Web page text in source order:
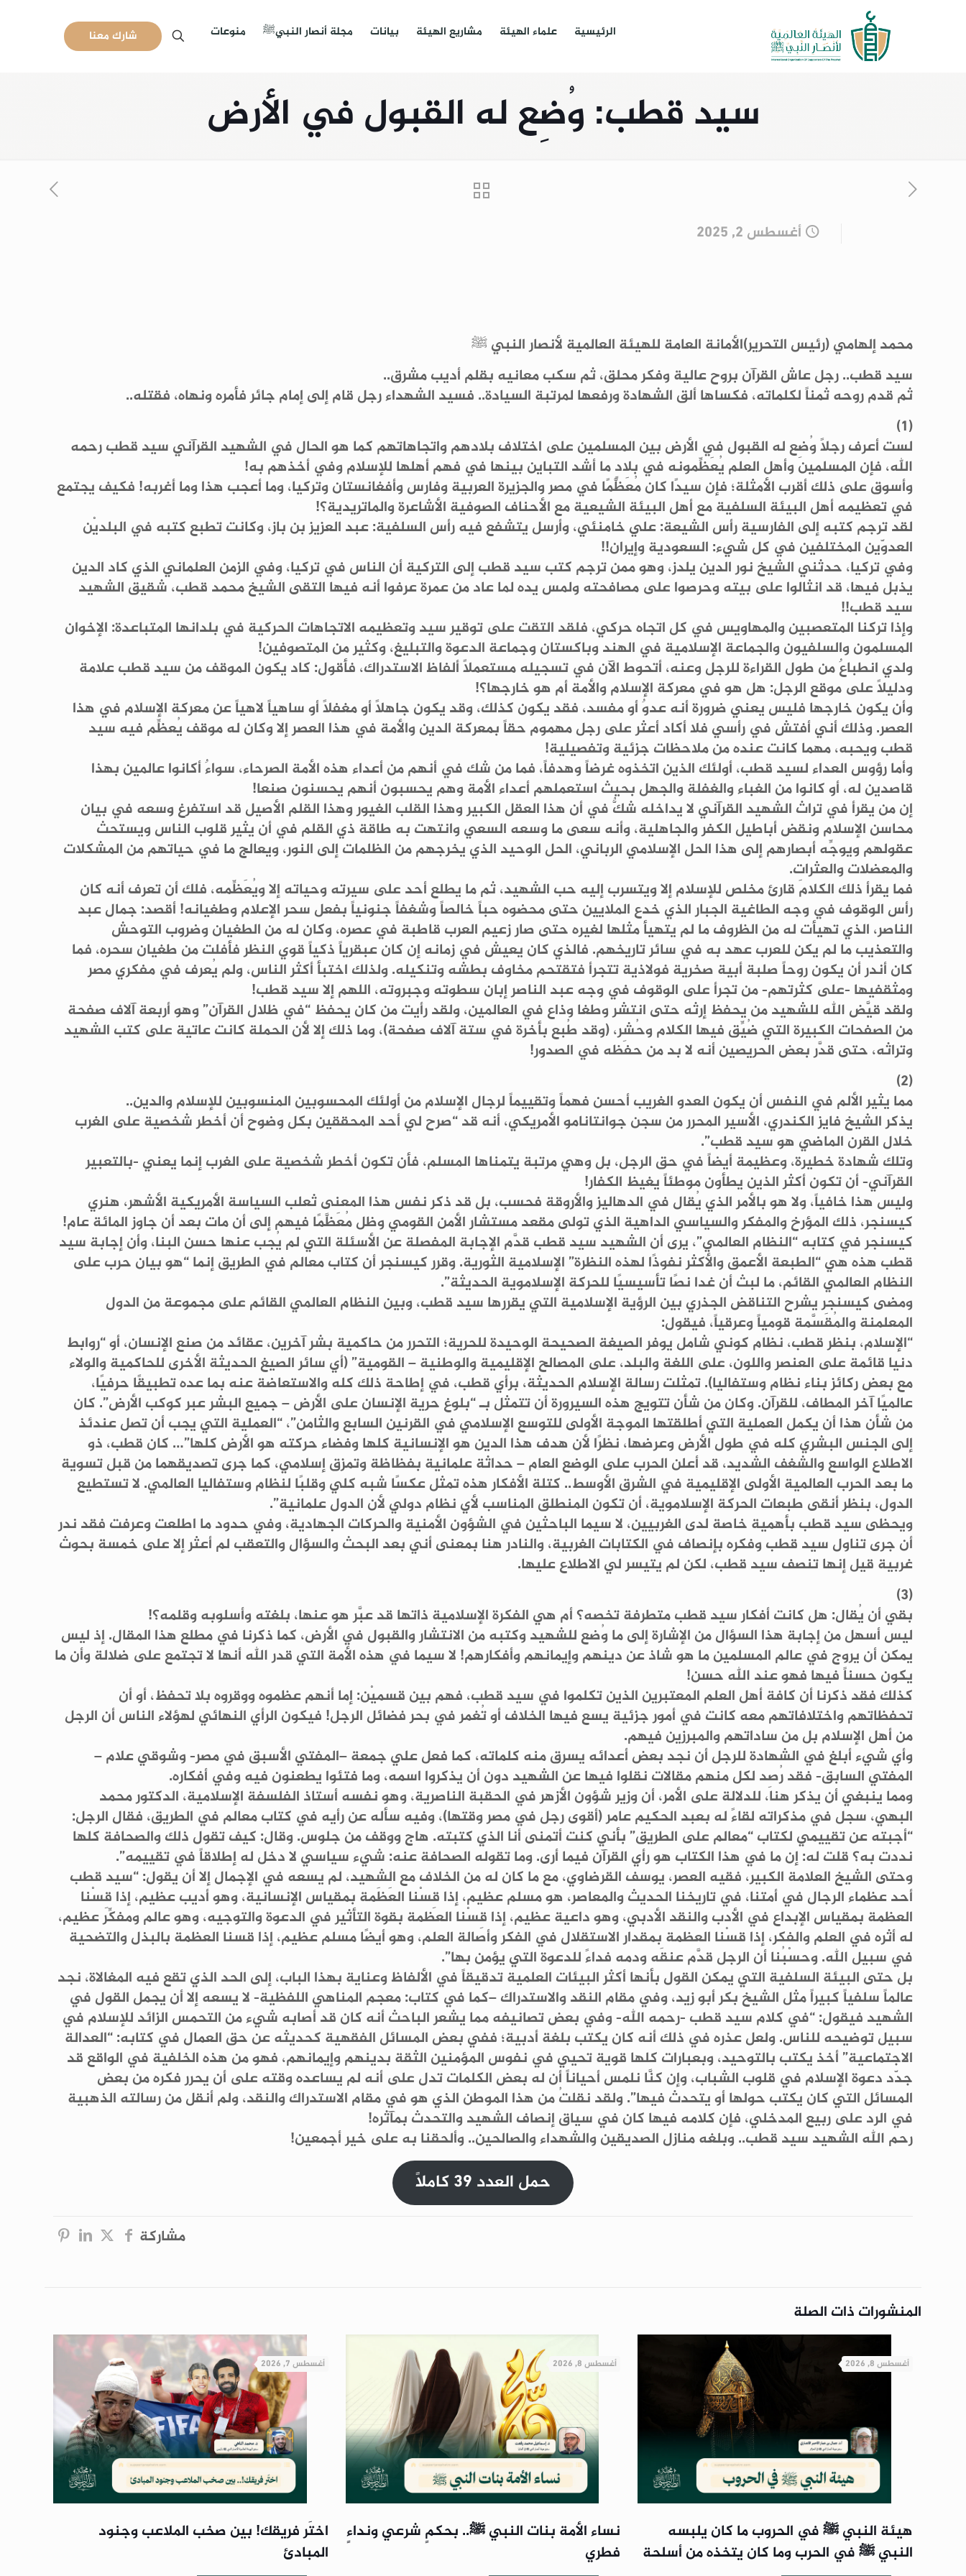
الرئيسية علماء الهيئة مشاريع الهيئة بيانات مجلة أنصار النبيﷺ منوعات شارك معنا
سيد قطب: وُضِع له القبول في الأرض
أغسطس 2, 2025
محمد إلهامي (رئيس التحرير)الأمانة العامة للهيئة العالمية لأنصار النبي ﷺ
سيد قطب.. رجل عاش القرآن بروح عالية وفكر محلق، ثم سكب معانيه بقلم أديب مشرق..
ثم قدم روحه ثمناً لكلماته، فكساها ألق الشهادة ورفعها لمرتبة السيادة.. فسيد الشهداء رجل قام إلى إمام جائر فأمره ونهاه، فقتله..
(1)
لست أعرف رجلاً وُضِع له القبول في الأرض بين المسلمين على اختلاف بلادهم واتجاهاتهم كما هو الحال في الشهيد القرآني سيد قطب رحمه
الله، فإن المسلمين وأهل العلم يُعَظِّمونه في بلادٍ ما أشد التباين بينها في فهم أهلها للإسلام وفي أخذهم به!
وأسوق على ذلك أقرب الأمثلة؛ فإن سيدًا كان مُعَظَّمًا في مصر والجزيرة العربية وفارس وأفغانستان وتركيا، وما أعجب هذا وما أغربه! فكيف يجتمع
في تعظيمه أهل البيئة السلفية مع أهل البيئة الشيعية مع الأحناف الصوفية الأشاعرة والماتريدية؟!
لقد ترجم كتبه إلى الفارسية رأس الشيعة: علي خامنئي، وأرسل يتشفع فيه رأس السلفية: عبد العزيز بن باز، وكانت تطبع كتبه في البلديْن
العدوّين المختلفين في كل شيء: السعودية وإيران!!
وفي تركيا، حدثني الشيخ نور الدين يلدز، وهو ممن ترجم كتب سيد قطب إلى التركية أن الناس في تركيا، وفي الزمن العلماني الذي كاد الدين
يذبل فيها، قد انثالوا على بيته وحرصوا على مصافحته ولمس يده لما عاد من عمرة عرفوا أنه فيها التقى الشيخ محمد قطب، شقيق الشهيد
سيد قطب!!
وإذا تركنا المتعصبين والمهاويس في كل اتجاه حركي، فلقد التقت على توقير سيد وتعظيمه الاتجاهات الحركية في بلدانها المتباعدة: الإخوان
المسلمون والسلفيون والجماعة الإسلامية في الهند وباكستان وجماعة الدعوة والتبليغ، وكثير من المتصوفين!
ولدي انطباعٌ من طول القراءة للرجل وعنه، أتحوط الآن في تسجيله مستعملاً ألفاظ الاستدراك، فأقول: كاد يكون الموقف من سيد قطب علامة
ودليلاً على موقع الرجل: هل هو في معركة الإسلام والأمة أم هو خارجها؟!
وأن يكون خارجها فليس يعني ضرورة أنه عدوٌ أو مفسد، فقد يكون كذلك، وقد يكون جاهلاً أو مغفلاً أو ساهياً لاهياً عن معركة الإسلام في هذا
العصر. وذلك أني أفتش في رأسي فلا أكاد أعثر على رجل مهموم حقاً بمعركة الدين والأمة في هذا العصر إلا وكان له موقف يُعظِّم فيه سيد
قطب ويحبه، مهما كانت عنده من ملاحظات جزئية وتفصيلية!
وأما رؤوس العداء لسيد قطب، أولئك الذين اتخذوه غرضاً وهدفاً، فما من شك في أنهم من أعداء هذه الأمة الصرحاء، سواءٌ أكانوا عالمين بهذا
قاصدين له، أو كانوا من الغباء والغفلة والجهل بحيث استعملهم أعداء الأمة وهم يحسبون أنهم يحسنون صنعا!
إن من يقرأ في تراث الشهيد القرآني لا يداخله شكٌّ في أن هذا العقل الكبير وهذا القلب الغيور وهذا القلم الأصيل قد استفرغ وسعه في بيان
محاسن الإسلام ونقض أباطيل الكفر والجاهلية، وأنه سعى ما وسعه السعي وانتهت به طاقة ذي القلم في أن يثير قلوب الناس ويستحث
عقولهم ويوجِّه أبصارهم إلى هذا الحل الإسلامي الرباني، الحل الوحيد الذي يخرجهم من الظلمات إلى النور، ويعالج ما في حياتهم من المشكلات
والمعضلات والعثرات.
فما يقرأ ذلك الكلامَ قارئ مخلص للإسلام إلا ويتسرب إليه حب الشهيد، ثم ما يطلع أحد على سيرته وحياته إلا ويُعَظِّمه، فلك أن تعرف أنه كان
رأس الوقوف في وجه الطاغية الجبار الذي خدع الملايين حتى محضوه حباً خالصاً وشغفاً جنونياً بفعل سحر الإعلام وطغيانه! أقصد: جمال عبد
الناصر، الذي تهيأت له من الظروف ما لم يتهيأ مثلها لغيره حتى صار زعيم العرب قاطبة في عصره، وكان له من الطغيان وضروب التوحش
والتعذيب ما لم يكن للعرب عهد به في سائر تاريخهم. فالذي كان يعيش في زمانه إن كان عبقرياً ذكياً قوي النظر فأفلت من طغيان سحره، فما
كان أندر أن يكون روحاً صلبة أبية صخرية فولاذية تتجرأ فتقتحم مخاوف بطشه وتنكيله. ولذلك اختبأ أكثر الناس، ولم يُعرف في مفكري مصر
ومثقفيها -على كثرتهم- من تجرأ على الوقوف في وجه عبد الناصر إبان سطوته وجبروته، اللهم إلا سيد قطب!
ولقد قيَّض الله للشهيد من يحفظ إرثه حتى انتشر وطغا وذاع في العالمين، ولقد رأيت من كان يحفظ “في ظلال القرآن” وهو أربعة آلاف صفحة
من الصفحات الكبيرة التي ضُيِّق فيها الكلام وحُشِر، (وقد طُبع بأخرة في ستة آلاف صفحة)، وما ذلك إلا لأن الحملة كانت عاتية على كتب الشهيد
وتراثه، حتى قدَّر بعض الحريصين أنه لا بد من حفظه في الصدور!
(2)
مما يثير الألم في النفس أن يكون العدو الغريب أحسن فهماً وتقييماً لرجال الإسلام من أولئك المحسوبين المنسوبين للإسلام والدين..
يذكر الشيخ فايز الكندري، الأسير المحرر من سجن جوانتانامو الأمريكي، أنه قد “صرح لي أحد المحققين بكل وضوح أن أخطر شخصية على الغرب
خلال القرن الماضي هو سيد قطب”.
وتلك شهادة خطيرة، وعظيمة أيضاً في حق الرجل، بل وهي مرتبة يتمناها المسلم، فأن تكون أخطر شخصية على الغرب إنما يعني -بالتعبير
القرآني- أن تكون أكثر الذين يطأون موطئاً يغيظ الكفار!
وليس هذا خافياً، ولا هو بالأمر الذي يُقال في الدهاليز والأروقة فحسب، بل قد ذكر نفس هذا المعنى ثعلب السياسة الأمريكية الأشهر، هنري
كيسنجر، ذلك المؤرخ والمفكر والسياسي الداهية الذي تولى مقعد مستشار الأمن القومي وظل مُعَظَّمًا فيهم إلى أن مات بعد أن جاوز المائة عام!
كيسنجر في كتابه “النظام العالمي”، يرى أن الشهيد سيد قطب قدَّم الإجابة المفصلة عن الأسئلة التي لم يُجب عنها حسن البنا، وأن إجابة سيد
قطب هذه هي “الطبعة الأعمق والأكثر نفوذًا لهذه النظرة” الإسلامية الثورية. وقرر كيسنجر أن كتاب معالم في الطريق إنما “هو بيان حرب على
النظام العالمي القائم، ما لبث أن غدا نصًا تأسيسيًا للحركة الإسلاموية الحديثة”.
ومضى كيسنجر يشرح التناقض الجذري بين الرؤية الإسلامية التي يقررها سيد قطب، وبين النظام العالمي القائم على مجموعة من الدول
المعلمنة والمُقَسَّمة قومياً وعرقياً، فيقول:
“الإسلام، بنظر قطب، نظام كوني شامل يوفر الصيغة الصحيحة الوحيدة للحرية؛ التحرر من حاكمية بشر آخرين، عقائد من صنع الإنسان، أو “روابط
دنيا قائمة على العنصر واللون، على اللغة والبلد، على المصالح الإقليمية والوطنية – القومية” (أي سائر الصيغ الحديثة الأخرى للحاكمية والولاء
مع بعض ركائز بناء نظام وستفاليا). تمثلت رسالة الإسلام الحديثة، برأي قطب، في إطاحة ذلك كله والاستعاضة عنه بما عده تطبيقًا حرفيًا،
عالميًا آخر المطاف، للقرآن. وكان من شأن تتويج هذه السيرورة أن تتمثل بـ “بلوغ حرية الإنسان على الأرض – جميع البشر عبر كوكب الأرض”. كان
من شأن هذا أن يكمل العملية التي أطلقتها الموجة الأولى للتوسع الإسلامي في القرنين السابع والثامن”، “العملية التي يجب أن تصل عندئذ
إلى الجنس البشري كله في طول الأرض وعرضها، نظرًا لأن هدف هذا الدين هو الإنسانية كلها وفضاء حركته هو الأرض كلها”… كان قطب، ذو
الاطلاع الواسع والشغف الشديد، قد أعلن الحرب على الوضع العام – حداثة علمانية بفظاظة وتمزق إسلامي، كما جرى تصديقهما من قبل تسوية
ما بعد الحرب العالمية الأولى الإقليمية في الشرق الأوسط.. كتلة الأفكار هذه تمثل عكسًا شبه كلي وقلبًا لنظام وستفاليا العالمي. لا تستطيع
الدول، بنظر أنقى طبعات الحركة الإسلاموية، أن تكون المنطلق المناسب لأي نظام دولي لأن الدول علمانية”.
ويحظى سيد قطب بأهمية خاصة لدى الغربيين، لا سيما الباحثين في الشؤون الأمنية والحركات الجهادية، وفي حدود ما اطلعت وعرفت فقد ندر
أن جرى تناول سيد قطب وفكره بإنصاف في الكتابات الغربية، والنادر هنا بمعنى أني بعد البحث والسؤال والتعقب لم أعثر إلا على خمسة بحوث
غربية قيل إنها تنصف سيد قطب، لكن لم يتيسر لي الاطلاع عليها.
(3)
بقي أن يُقال: هل كانت أفكار سيد قطب متطرفة تخصه؟ أم هي الفكرة الإسلامية ذاتها قد عبَّر هو عنها، بلغته وأسلوبه وقلمه؟!
ليس أسهل من إجابة هذا السؤال من الإشارة إلى ما وُضع للشهيد وكتبه من الانتشار والقبول في الأرض، كما ذكرنا في مطلع هذا المقال. إذ ليس
يمكن أن يروج في عالم المسلمين ما هو شاذ عن دينهم وإيمانهم وأفكارهم! لا سيما في هذه الأمة التي قدر الله أنها لا تجتمع على ضلالة وأن ما
يكون حسناً فيها فهو عند الله حسن!
كذلك فقد ذكرنا أن كافة أهل العلم المعتبرين الذين تكلموا في سيد قطب، فهم بين قسميْن: إما أنهم عظموه ووقروه بلا تحفظ، أو أن
تحفظاتهم واختلافاتهم معه كانت في أمور جزئية يسع فيها الخلاف أو تُغمر في بحر فضائل الرجل! فيكون الرأي النهائي لهؤلاء الناس أن الرجل
من أهل الإسلام بل من ساداتهم والمبرزين فيهم.
وأي شيء أبلغ في الشهادة للرجل أن نجد بعض أعدائه يسرق منه كلماته، كما فعل علي جمعة –المفتي الأسبق في مصر- وشوقي علام –
المفتي السابق- فقد رُصِد لكل منهم مقالات نقلوا فيها عن الشهيد دون أن يذكروا اسمه، وما فتئوا يطعنون فيه وفي أفكاره.
ومما ينبغي أن يذكر هنا، للدلالة على الأمر، أن وزير شؤون الأزهر في الحقبة الناصرية، وهو نفسه أستاذ الفلسفة الإسلامية، الدكتور محمد
البهي، سجل في مذكراته لقاءً له بعبد الحكيم عامر (أقوى رجل في مصر وقتها)، وفيه سأله عن رأيه في كتاب معالم في الطريق، فقال الرجل:
“أجبته عن تقييمي لكتاب “معالم على الطريق” بأني كنت أتمنى أنا الذي كتبته. هاج ووقف من جلوس. وقال: كيف تقول ذلك والصحافة كلها
نددت به؟ قلت له: إن ما في هذا الكتاب هو رأي القرآن فيما أرى. وما تقوله الصحافة عنه: شيء سياسي لا دخل له إطلاقاً في تقييمه”.
وحتى الشيخ العلامة الكبير، فقيه العصر، يوسف القرضاوي، مع ما كان له من الخلاف مع الشهيد، لم يسعه في الإجمال إلا أن يقول: “سيد قطب
أحد عظماء الرجال في أمتنا، في تاريخنا الحديث والمعاصر، هو مسلم عظيم، إذا قِسْنا العَظَمة بمقياس الإنسانية، وهو أديب عظيم، إذا قِسْنا
العظمة بمقياس الإبداع في الأدب والنقد الأدبي، وهو داعية عظيم، إذا قِسْنا العظمة بقوة التأثير في الدعوة والتوجيه، وهو عالم ومفكِّر عظيم،
له أثره في العلم والفكر، إذا قسْنا العظمة بمقدار الاستقلال في الفكر وأصالة العلم، وهو أيضًا مسلم عظيم، إذا قسنا العظمة بالبذل والتضحية
في سبيل الله. وحسْبُنا أن الرجل قدَّم عنقَه ودمه فداءً للدعوة التي يؤمن بها”.
بل حتى البيئة السلفية التي يمكن القول بأنها أكثر البيئات العلمية تدقيقاً في الألفاظ وعناية بهذا الباب، إلى الحد الذي تقع فيه المغالاة، نجد
عالماً سلفياً كبيراً مثل الشيخ بكر أبو زيد، وفي مقام النقد والاستدراك –كما في كتاب: معجم المناهي اللفظية- لا يسعه إلا أن يجمل القول في
الشهيد فيقول: “في كلام سيد قطب -رحمه الله- وفي بعض تصانيفه مما يشعر الباحث أنه كان قد أصابه شيء من التحمس الزائد للإسلام في
سبيل توضيحه للناس. ولعل عذره في ذلك أنه كان يكتب بلغة أدبية؛ ففي بعض المسائل الفقهية كحديثه عن حق العمال في كتابه: “العدالة
الاجتماعية” أخذ يكتب بالتوحيد، وبعبارات كلها قوية تحيي في نفوس المؤمنين الثقة بدينهم وإيمانهم، فهو من هذه الخلفية في الواقع قد
جدّد دعوة الإسلام في قلوب الشباب، وإن كنَّا نلمس أحياناً أن له بعض الكلمات تدل على أنه لم يساعده وقته على أن يحرر فكره من بعض
المسائل التي كان يكتب حولها أو يتحدث فيها”. ولقد نقلتُ من هذا الموطن الذي هو في مقام الاستدراك والنقد، ولم أنقل من رسالته الذهبية
في الرد على ربيع المدخلي، فإن كلامه فيها كان في سياق إنصاف الشهيد والتحدث بمآثره!
رحم الله الشهيد سيد قطب.. وبلغه منازل الصديقين والشهداء والصالحين.. وألحقنا به على خير أجمعين!
حمل العدد 39 كاملاً
مشاركة
المنشورات ذات الصلة
أغسطس 8, 2026
هيئة النبي ﷺ في الحروب ما كان يلبسه
النبي ﷺ في الحرب وما كان يتخذه من أسلحة
أغسطس 8, 2026
نساء الأمة بنات النبي ﷺ.. بحكمٍ شرعي ونداءٍ
فطري
أغسطس 7, 2026
اختَر فريقك! بين صخب الملاعب وجنود
المبادئ